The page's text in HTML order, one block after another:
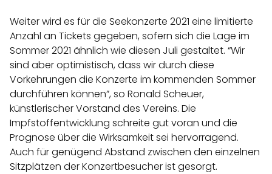
Weiter wird es für die Seekonzerte 2021 eine limitierte
Anzahl an Tickets gegeben, sofern sich die Lage im
Sommer 2021 ähnlich wie diesen Juli gestaltet. “Wir
sind aber optimistisch, dass wir durch diese
Vorkehrungen die Konzerte im kommenden Sommer
durchführen können”, so Ronald Scheuer,
künstlerischer Vorstand des Vereins. Die
Impfstoffentwicklung schreite gut voran und die
Prognose über die Wirksamkeit sei hervorragend.
Auch für genügend Abstand zwischen den einzelnen
Sitzplätzen der Konzertbesucher ist gesorgt.